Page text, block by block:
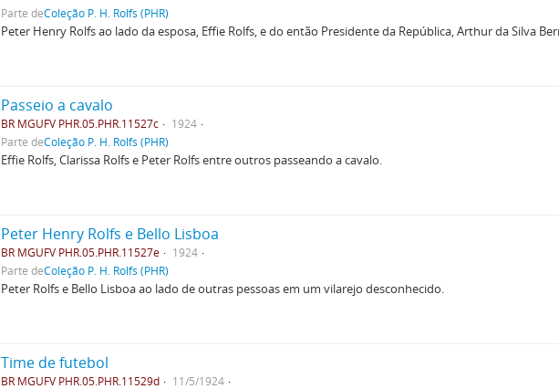
Parte deColeção P. H. Rolfs (PHR)
Peter Henry Rolfs ao lado da esposa, Effie Rolfs, e do então Presidente da República, Arthur da Silva
Passeio a cavalo
BR MGUFV PHR.05.PHR.11527c
1924
Parte deColeção P. H. Rolfs (PHR)
Effie Rolfs, Clarissa Rolfs e Peter Rolfs entre outros passeando a cavalo.
Peter Henry Rolfs e Bello Lisboa
BR MGUFV PHR.05.PHR.11527e
1924
Parte deColeção P. H. Rolfs (PHR)
Peter Rolfs e Bello Lisboa ao lado de outras pessoas em um vilarejo desconhecido.
Time de futebol
BR MGUFV PHR.05.PHR.11529d
11/5/1924